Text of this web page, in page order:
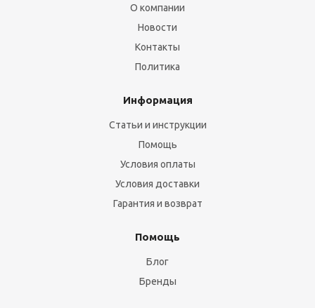
О компании
Новости
Контакты
Политика
Информация
Статьи и инструкции
Помощь
Условия оплаты
Условия доставки
Гарантия и возврат
Помощь
Блог
Бренды